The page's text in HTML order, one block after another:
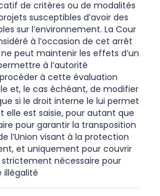
de critères ou de modalités
susceptibles d’avoir des
sur l’environnement. La Cour
à l’occasion de cet arrêt
peut maintenir les effets d’un
à l’autorité
à cette évaluation
et, le cas échéant, de modifier
si le droit interne le lui permet
elle est saisie, pour autant que
pour garantir la transposition
l’Union visant à la protection
et uniquement pour couvrir
nécessaire pour
illégalité